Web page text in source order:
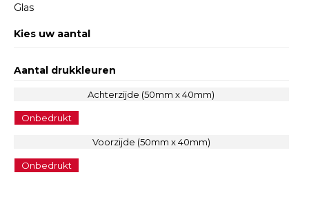
Glas
Kies uw aantal
Aantal drukkleuren
Achterzijde (50mm x 40mm)
Onbedrukt
Voorzijde (50mm x 40mm)
Onbedrukt